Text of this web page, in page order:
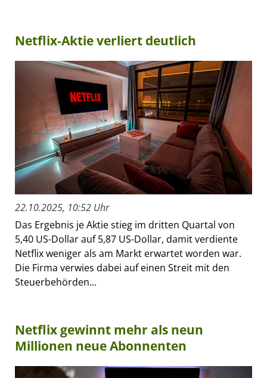
Netflix-Aktie verliert deutlich
22.10.2025, 10:52 Uhr
Das Ergebnis je Aktie stieg im dritten Quartal von
5,40 US-Dollar auf 5,87 US-Dollar, damit verdiente
Netflix weniger als am Markt erwartet worden war.
Die Firma verwies dabei auf einen Streit mit den
Steuerbehörden...
Netflix gewinnt mehr als neun
Millionen neue Abonnenten